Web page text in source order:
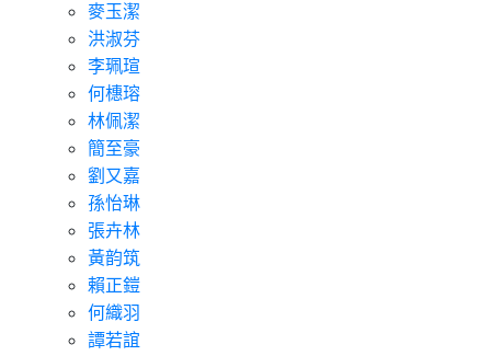
麥玉潔
洪淑芬
李珮瑄
何橞瑢
林佩潔
簡至豪
劉又嘉
孫怡琳
張卉林
黃韵筑
賴正鎧
何織羽
譚若誼